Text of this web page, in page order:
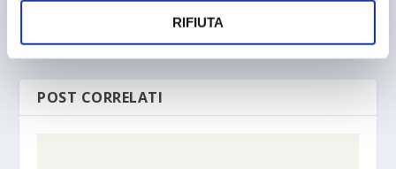
RIFIUTA
COOPERATIVO
CASSA
POST CORRELATI